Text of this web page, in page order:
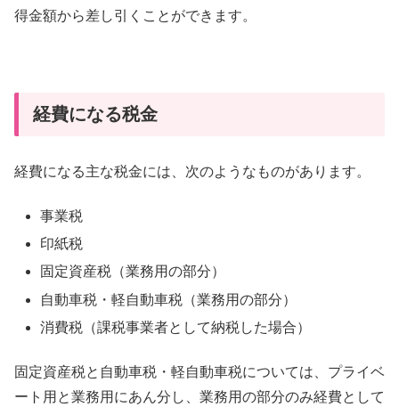
得金額から差し引くことができます。
経費になる税金
経費になる主な税金には、次のようなものがあります。
事業税
印紙税
固定資産税（業務用の部分）
自動車税・軽自動車税（業務用の部分）
消費税（課税事業者として納税した場合）
固定資産税と自動車税・軽自動車税については、プライベ
ート用と業務用にあん分し、業務用の部分のみ経費として